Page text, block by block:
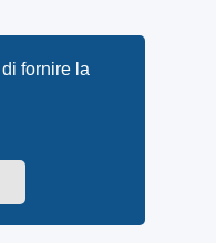
fornire la